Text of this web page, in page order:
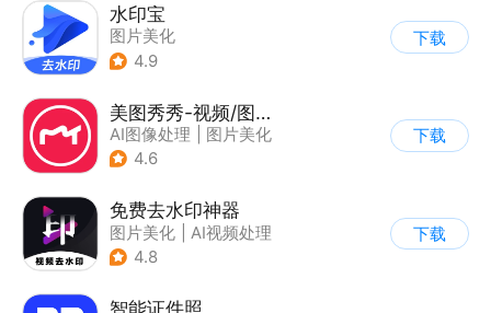
水印宝
图片美化
4.9
下载
美图秀秀-视频/图片/Live人像精修工具
AI图像处理
图片美化
4.6
下载
免费去水印神器
图片美化
AI视频处理
4.8
下载
智能证件照